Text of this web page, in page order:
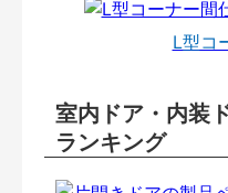
L型コ
室内ドア・内装
ランキング